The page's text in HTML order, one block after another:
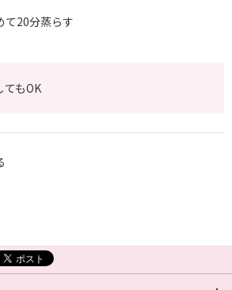
て20分蒸らす
てもOK